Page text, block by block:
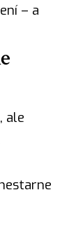
– a
ale